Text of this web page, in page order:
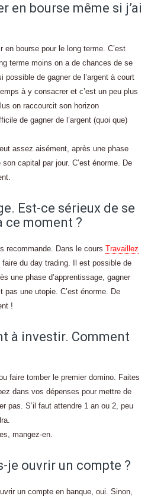
en bourse même si j’ai
en bourse pour le long terme. C’est
terme moins on a de chances de se
possible de gagner de l’argent à court
à y consacrer et c’est un peu plus
on raccourcit son horizon
de gagner de l’argent (quoi que)
assez aisément, après une phase
capital par jour. C’est énorme. De
Est-ce sérieux de se
ce moment ?
recommande. Dans le cours Travaillez
du day trading. Il est possible de
une phase d’apprentissage, gagner
pas une utopie. C’est énorme. De
!
à investir. Comment
faire tomber le premier domino. Faites
dans vos dépenses pour mettre de
pas. S’il faut attendre 1 an ou 2, peu
mangez-en.
je ouvrir un compte ?
un compte en banque, oui. Sinon,